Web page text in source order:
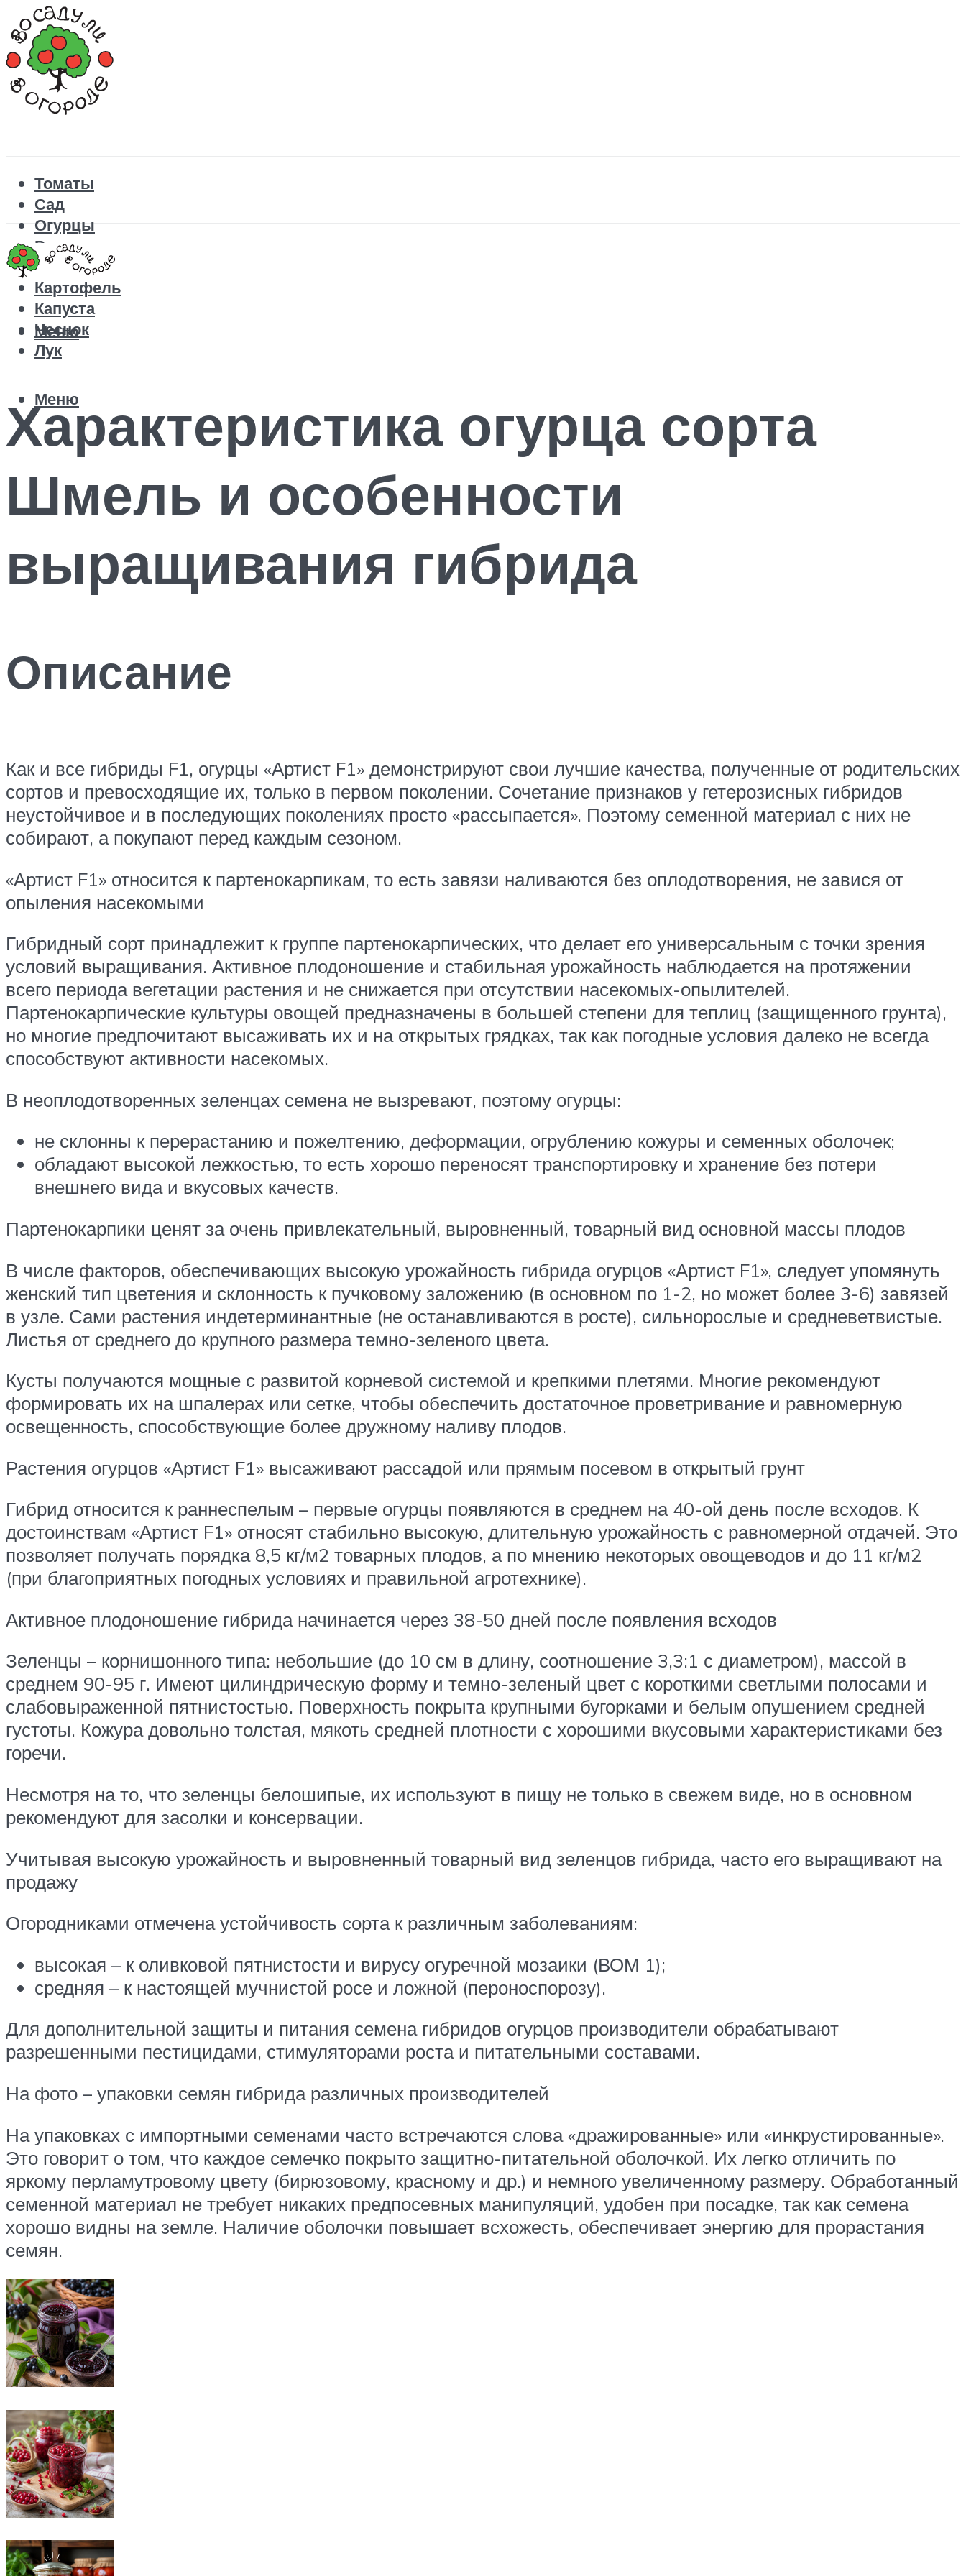
Томаты
Сад
Огурцы
Рецепты
Перец
Картофель
Капуста
Чеснок
Лук
Меню
Меню
Характеристика огурца сорта
Шмель и особенности
выращивания гибрида
Описание
Как и все гибриды F1, огурцы «Артист F1» демонстрируют свои лучшие качества, полученные от родительских
сортов и превосходящие их, только в первом поколении. Сочетание признаков у гетерозисных гибридов
неустойчивое и в последующих поколениях просто «рассыпается». Поэтому семенной материал с них не
собирают, а покупают перед каждым сезоном.
«Артист F1» относится к партенокарпикам, то есть завязи наливаются без оплодотворения, не завися от
опыления насекомыми
Гибридный сорт принадлежит к группе партенокарпических, что делает его универсальным с точки зрения
условий выращивания. Активное плодоношение и стабильная урожайность наблюдается на протяжении
всего периода вегетации растения и не снижается при отсутствии насекомых-опылителей.
Партенокарпические культуры овощей предназначены в большей степени для теплиц (защищенного грунта),
но многие предпочитают высаживать их и на открытых грядках, так как погодные условия далеко не всегда
способствуют активности насекомых.
В неоплодотворенных зеленцах семена не вызревают, поэтому огурцы:
не склонны к перерастанию и пожелтению, деформации, огрублению кожуры и семенных оболочек;
обладают высокой лежкостью, то есть хорошо переносят транспортировку и хранение без потери
внешнего вида и вкусовых качеств.
Партенокарпики ценят за очень привлекательный, выровненный, товарный вид основной массы плодов
В числе факторов, обеспечивающих высокую урожайность гибрида огурцов «Артист F1», следует упомянуть
женский тип цветения и склонность к пучковому заложению (в основном по 1-2, но может более 3-6) завязей
в узле. Сами растения индетерминантные (не останавливаются в росте), сильнорослые и средневетвистые.
Листья от среднего до крупного размера темно-зеленого цвета.
Кусты получаются мощные с развитой корневой системой и крепкими плетями. Многие рекомендуют
формировать их на шпалерах или сетке, чтобы обеспечить достаточное проветривание и равномерную
освещенность, способствующие более дружному наливу плодов.
Растения огурцов «Артист F1» высаживают рассадой или прямым посевом в открытый грунт
Гибрид относится к раннеспелым – первые огурцы появляются в среднем на 40-ой день после всходов. К
достоинствам «Артист F1» относят стабильно высокую, длительную урожайность с равномерной отдачей. Это
позволяет получать порядка 8,5 кг/м2 товарных плодов, а по мнению некоторых овощеводов и до 11 кг/м2
(при благоприятных погодных условиях и правильной агротехнике).
Активное плодоношение гибрида начинается через 38-50 дней после появления всходов
Зеленцы – корнишонного типа: небольшие (до 10 см в длину, соотношение 3,3:1 с диаметром), массой в
среднем 90-95 г. Имеют цилиндрическую форму и темно-зеленый цвет с короткими светлыми полосами и
слабовыраженной пятнистостью. Поверхность покрыта крупными бугорками и белым опушением средней
густоты. Кожура довольно толстая, мякоть средней плотности с хорошими вкусовыми характеристиками без
горечи.
Несмотря на то, что зеленцы белошипые, их используют в пищу не только в свежем виде, но в основном
рекомендуют для засолки и консервации.
Учитывая высокую урожайность и выровненный товарный вид зеленцов гибрида, часто его выращивают на
продажу
Огородниками отмечена устойчивость сорта к различным заболеваниям:
высокая – к оливковой пятнистости и вирусу огуречной мозаики (ВОМ 1);
средняя – к настоящей мучнистой росе и ложной (пероноспорозу).
Для дополнительной защиты и питания семена гибридов огурцов производители обрабатывают
разрешенными пестицидами, стимуляторами роста и питательными составами.
На фото – упаковки семян гибрида различных производителей
На упаковках с импортными семенами часто встречаются слова «дражированные» или «инкрустированные».
Это говорит о том, что каждое семечко покрыто защитно-питательной оболочкой. Их легко отличить по
яркому перламутровому цвету (бирюзовому, красному и др.) и немного увеличенному размеру. Обработанный
семенной материал не требует никаких предпосевных манипуляций, удобен при посадке, так как семена
хорошо видны на земле. Наличие оболочки повышает всхожесть, обеспечивает энергию для прорастания
семян.